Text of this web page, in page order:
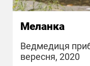
Меланка
Ведмедиця
вересня, 2020